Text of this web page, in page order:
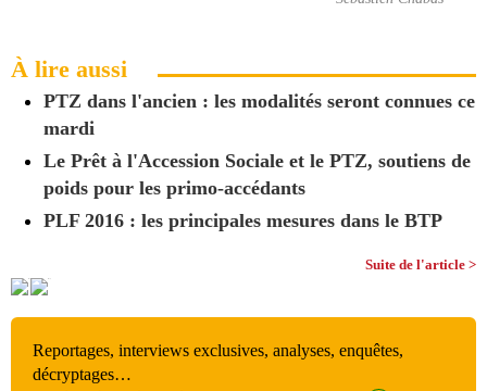
À lire aussi
PTZ dans l'ancien : les modalités seront connues ce
mardi
Le Prêt à l'Accession Sociale et le PTZ, soutiens de
poids pour les primo-accédants
PLF 2016 : les principales mesures dans le BTP
Suite de l'article >
Reportages, interviews exclusives, analyses, enquêtes,
décryptages…